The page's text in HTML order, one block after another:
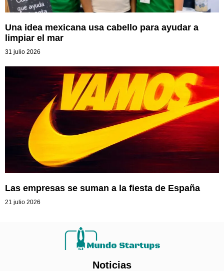
Una idea mexicana usa cabello para ayudar a
limpiar el mar
31 julio 2026
Las empresas se suman a la fiesta de España
21 julio 2026
Noticias